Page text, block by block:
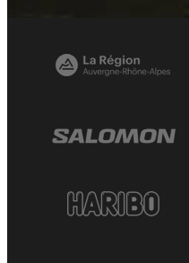
OpenStreetMap
Leaflet |©